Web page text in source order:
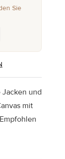
Sie
Jacken und
mit